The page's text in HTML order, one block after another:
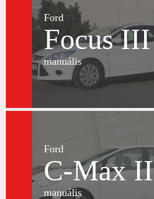
Ford
Focus III
manuális
Ford
C-Max II
manuális